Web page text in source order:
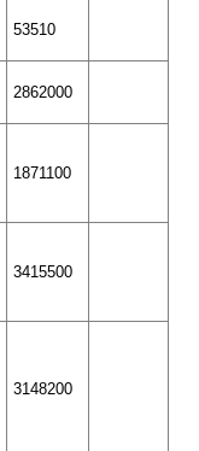
53510
2862000
1871100
3415500
3148200